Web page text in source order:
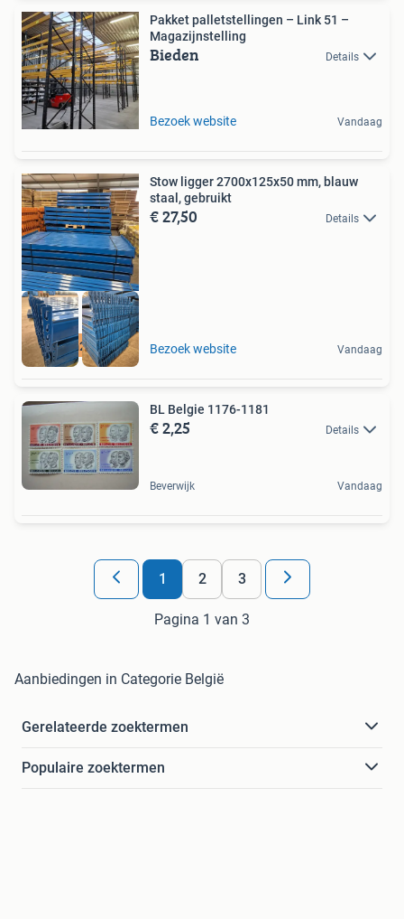
Pakket palletstellingen – Link 51 –
Magazijnstelling
Bieden Details
Bezoek website Vandaag
12500 m2 voorraad
Stow ligger 2700x125x50 mm, blauw
staal, gebruikt
€ 27,50 Details
Bezoek website Vandaag
BL Belgie 1176-1181
€ 2,25 Details
Beverwijk Vandaag
1 2 3
Pagina 1 van 3
Aanbiedingen in Categorie België
Gerelateerde zoektermen
Populaire zoektermen